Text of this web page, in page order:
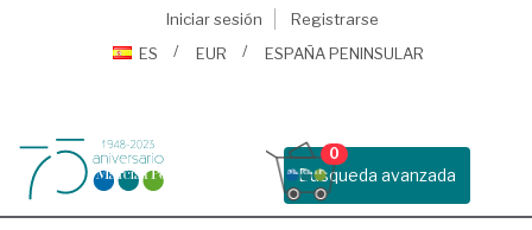
Iniciar sesión
Registrarse
ES
EUR ESPAÑA PENINSULAR
Busqueda avanzada
0